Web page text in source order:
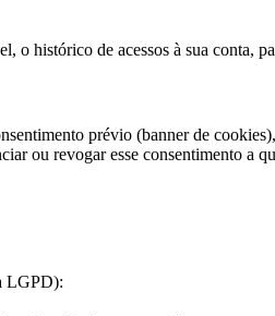
histórico de acessos à sua conta,
prévio (banner de
ou revogar esse consentimento a
LGPD):